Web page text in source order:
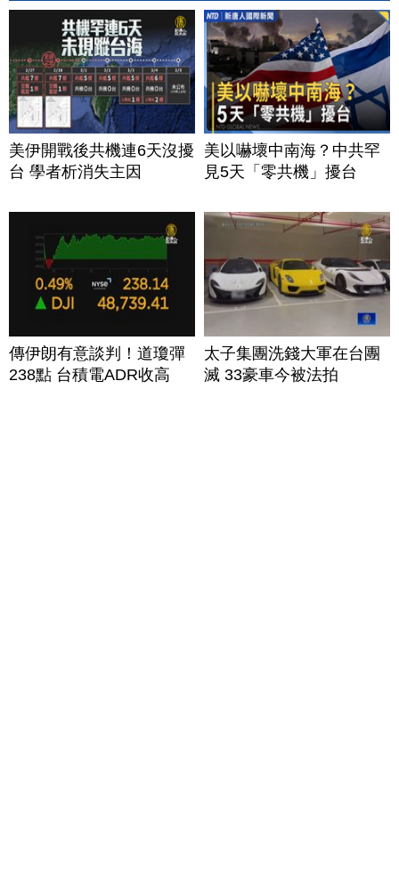
美伊開戰後共機連6天沒擾
台 學者析消失主因
美以嚇壞中南海？中共罕
見5天「零共機」擾台
傳伊朗有意談判！道瓊彈
238點 台積電ADR收高
太子集團洗錢大軍在台團
滅 33豪車今被法拍